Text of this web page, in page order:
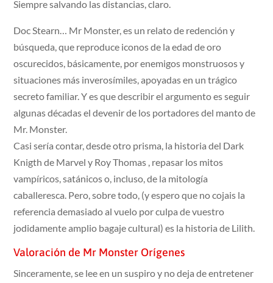
Siempre salvando las distancias, claro.
Doc Stearn… Mr Monster, es un relato de redención y
búsqueda, que reproduce iconos de la edad de oro
oscurecidos, básicamente, por enemigos monstruosos y
situaciones más inverosímiles, apoyadas en un trágico
secreto familiar. Y es que describir el argumento es seguir
algunas décadas el devenir de los portadores del manto de
Mr. Monster.
Casi sería contar, desde otro prisma, la historia del Dark
Knigth de Marvel y Roy Thomas , repasar los mitos
vampíricos, satánicos o, incluso, de la mitología
caballeresca. Pero, sobre todo, (y espero que no cojais la
referencia demasiado al vuelo por culpa de vuestro
jodidamente amplio bagaje cultural) es la historia de Lilith.
Valoración de Mr Monster Orígenes
Sinceramente, se lee en un suspiro y no deja de entretener